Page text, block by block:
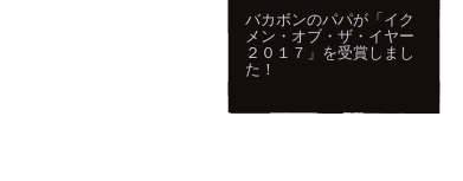
バカボンのパパが「イク
メン・オブ・ザ・イヤー
２０１７」を受賞しまし
た！